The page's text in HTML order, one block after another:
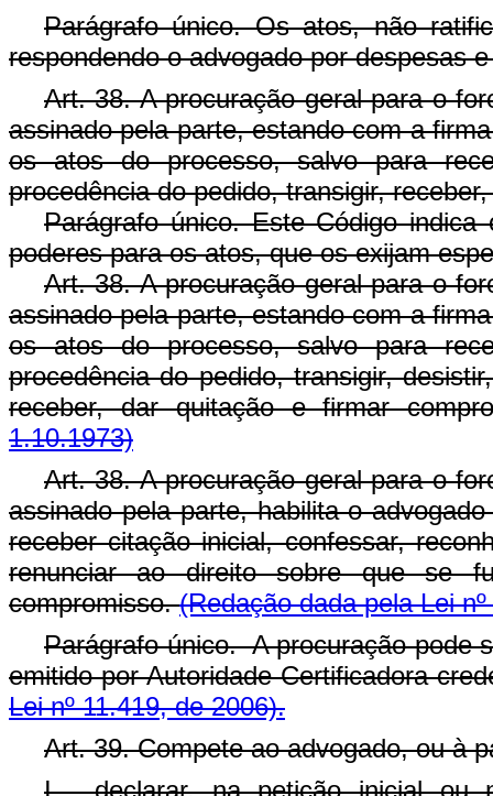
Parágrafo único. Os atos, não
respondendo o advogado por despesas
Art. 38. A procuração geral para o
assinado pela parte, estando com a
os atos do processo, salvo para
procedência do pedido, transigir,
Parágrafo único. Este Código
poderes para os atos, que os exijam
Art. 38. A procuração geral para o
assinado pela parte, estando com a
os atos do processo, salvo para
procedência do pedido, transigir,
receber, dar quitação e firmar
1.10.1973)
Art. 38. A procuração geral para o
assinado pela parte, habilita o
receber citação inicial, confessar,
renunciar ao direito sobre que se
compromisso.(Redação dada pela Lei
Parágrafo único. A procuração pode
emitido por Autoridade Certificadora
Lei nº 11.419, de 2006).
Art. 39. Compete ao advogado, ou à
I - declarar, na petição inicial ou